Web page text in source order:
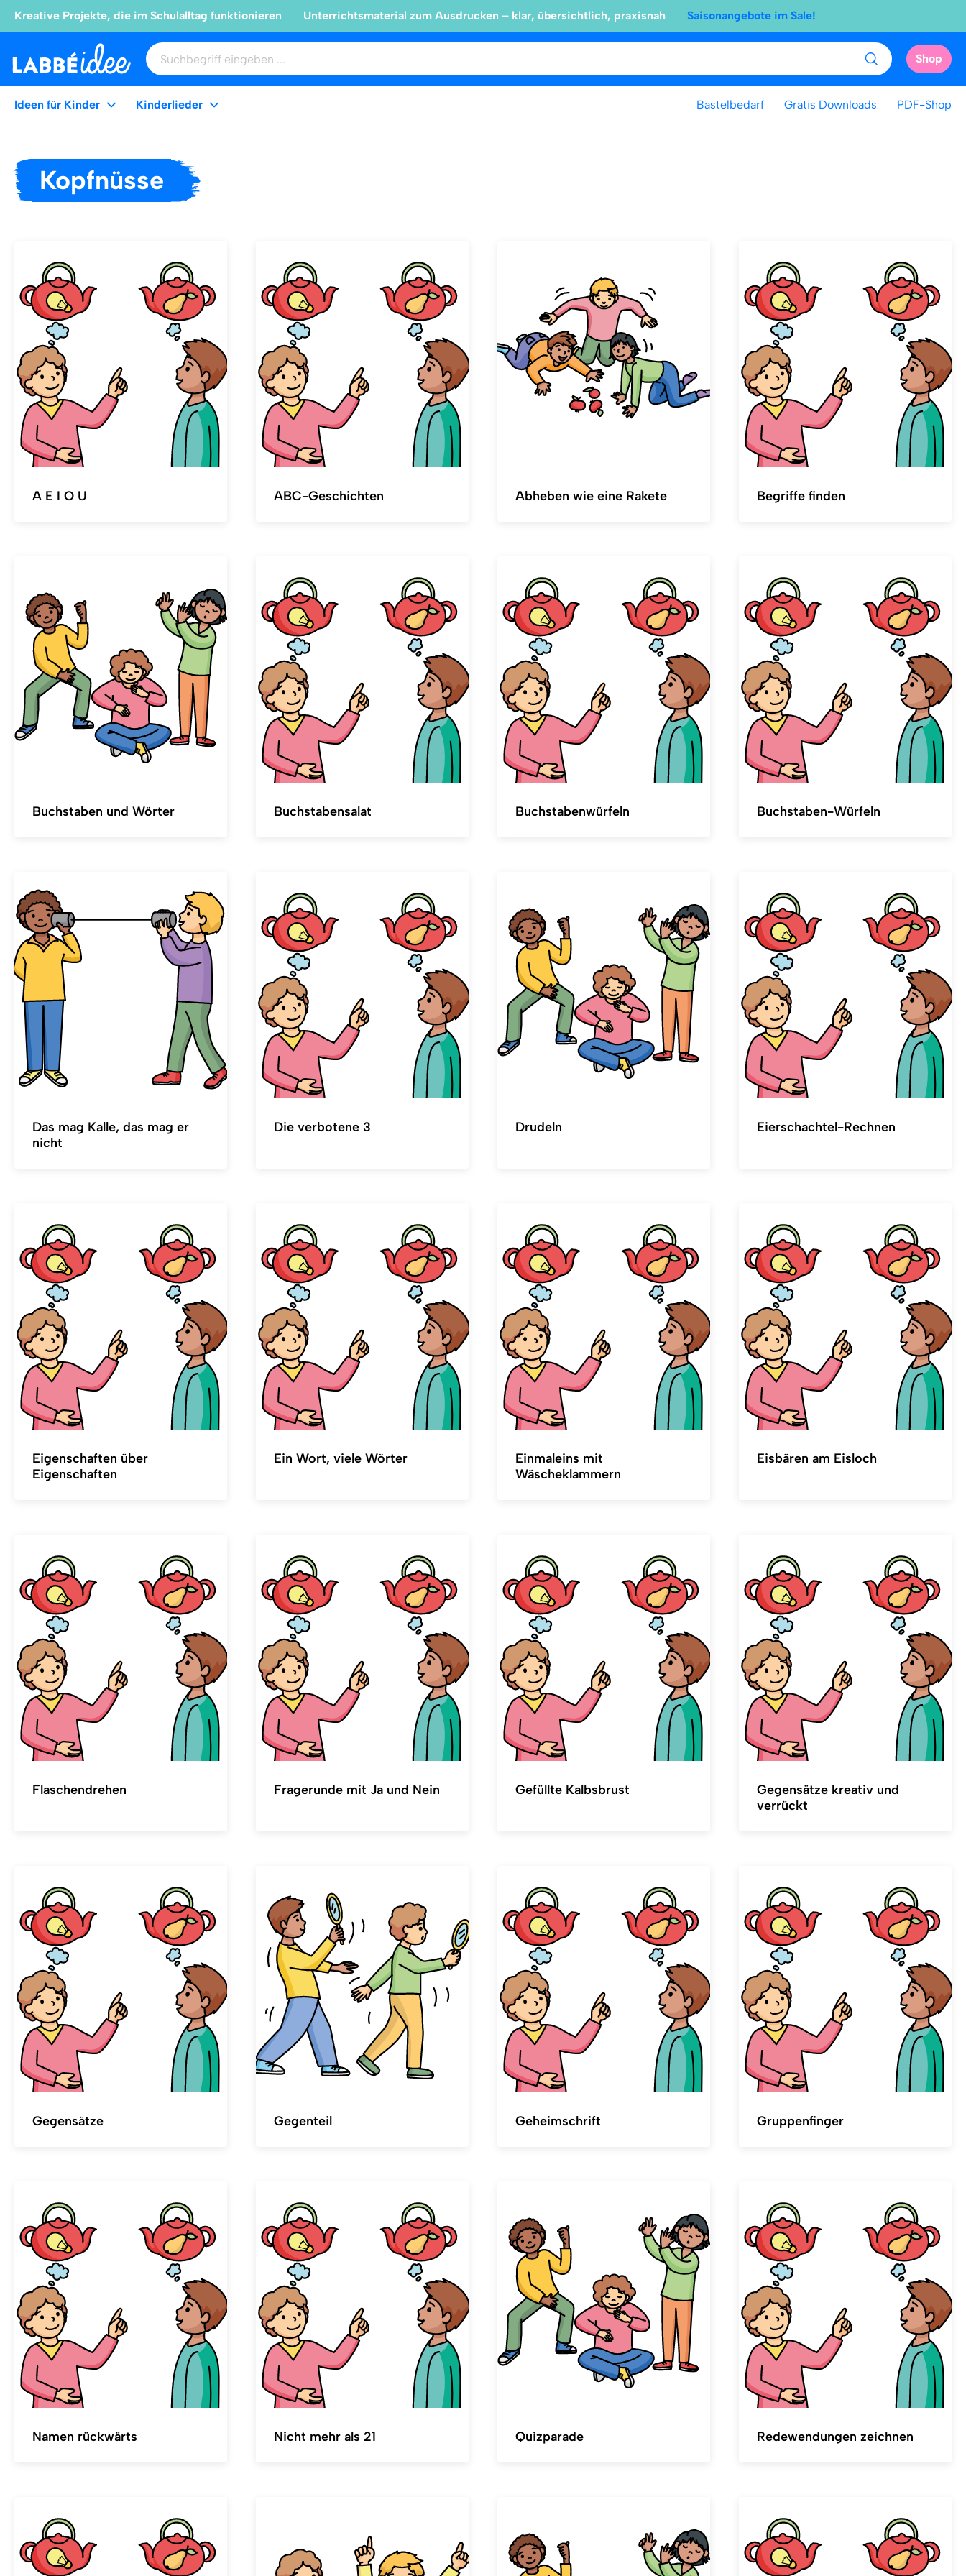
Kreative Projekte, die im Schulalltag funktionieren Unterrichtsmaterial zum Ausdrucken – klar, übersichtlich, praxisnah Saisonangebote im Sale!
Shop
Ideen für Kinder Kinderlieder Bastelbedarf Gratis Downloads PDF-Shop
Kopfnüsse
A E I O U ABC-Geschichten Abheben wie eine Rakete Begriffe finden
Buchstaben und Wörter Buchstabensalat Buchstabenwürfeln Buchstaben-Würfeln
Das mag Kalle, das mag er
nicht
Die verbotene 3 Drudeln Eierschachtel-Rechnen
Eigenschaften über
Eigenschaften
Ein Wort, viele Wörter
Einmaleins mit
Wäscheklammern
Eisbären am Eisloch
Flaschendrehen Fragerunde mit Ja und Nein Gefüllte Kalbsbrust
Gegensätze kreativ und
verrückt
Gegensätze Gegenteil Geheimschrift Gruppenfinger
Namen rückwärts Nicht mehr als 21 Quizparade Redewendungen zeichnen